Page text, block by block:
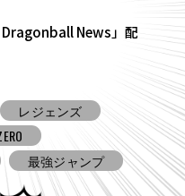
Dragonball News」
食玩
イバーズ
３